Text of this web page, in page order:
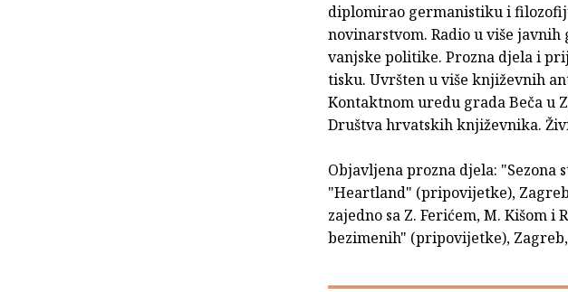
diplomirao germanistiku i
novinarstvom. Radio u više
vanjske politike. Prozna djela i
tisku. Uvršten u više književnih
Kontaktnom uredu grada Beča u
Društva hrvatskih književnika.
Objavljena prozna djela: "Sezona
"Heartland" (pripovijetke),
zajedno sa Z. Ferićem, M. Kišom i
bezimenih" (pripovijetke), Zagreb,